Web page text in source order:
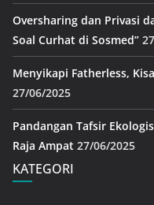
Oversharing dan Privasi
Soal Curhat di Sosmed”
Menyikapi Fatherless,
27/06/2025
Pandangan Tafsir
Raja Ampat 27/06/2025
KATEGORI